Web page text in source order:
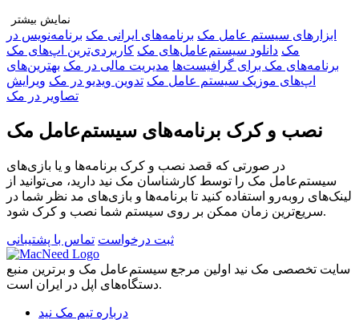
چرا مک نید را انتخاب کنید؟
🔹 تنوع بی‌نظیر: دسترسی به هزاران برنامه در دسته‌بندی‌های
مختلف برای هر نوع نیاز
🔹 راهنمای نصب کامل: آموزش قدم‌به‌قدم متنی و ویدیویی برای هر
برنامه
🔹 پشتیبانی اختصاصی و نصب رایگان: اگر به مشکلی برخوردید، تیم
ما همراه شماست
تجربه‌ها و پرسش و پاسخ
🔹 بروزرسانی مداوم: اضافه شدن برنامه‌های جدید و محبوب
به‌صورت منظم
در سایت ثبت‌نام کنید، پلن مناسب خود را انتخاب کنید و دنیایی از
اپلیکیشن‌های مک را در اختیار داشته باشید. با مک نید، تجربه‌ی
استفاده از مک ساده‌تر، حرفه‌ای‌تر و لذت‌بخش‌تر از همیشه است.
نمایش بیشتر
ابزار‌های سیستم عامل مک برنامه‌های ایرانی مک برنامه‌نویس در
مک دانلود سیستم‌عامل‌های مک کاربردی‌ترین اپ‌های مک
برنامه‌های مک برای گرافیست‌ها مدیریت مالی در مک بهترین‌های
اپ‌های موزیک سیستم عامل مک تدوین ویدیو در مک ویرایش
تصاویر در مک
نصب و کرک برنامه‌های سیستم‌عامل مک
در صورتی که قصد نصب و کرک برنامه‌ها و یا بازی‌های
سیستم‌عامل مک را توسط کارشناسان مک نید دارید، می‌توانید از
لینک‌های رو‌به‌رو استفاده کنید تا برنامه‌ها و بازی‌های مد نظر شما در
سریع‌ترین زمان ممکن بر روی سیستم شما نصب و کرک شود.
ثبت درخواست تماس با پشتیبانی
سایت تخصصی مک نید اولین مرجع سیستم‌عامل مک و برترین منبع
دستگاه‌های اپل در ایران است.
درباره تیم مک نید